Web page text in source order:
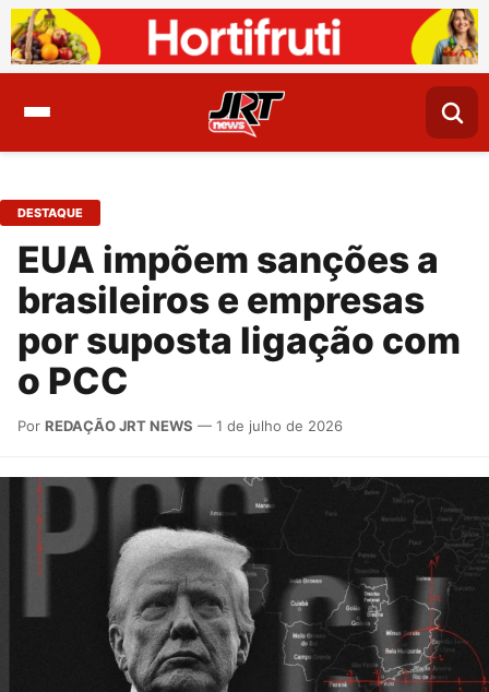
DESTAQUE
EUA impõem sanções a
brasileiros e empresas
por suposta ligação com
o PCC
Por REDAÇÃO JRT NEWS — 1 de julho de 2026